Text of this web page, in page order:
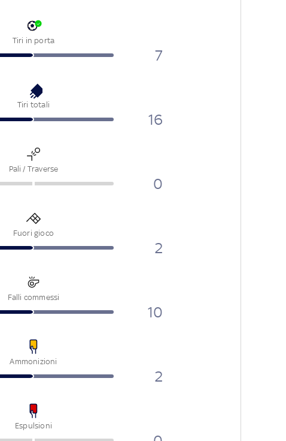
Tiri in porta
7
Tiri totali
16
Pali / Traverse
0
Fuori gioco
2
Falli commessi
10
Ammonizioni
2
Espulsioni